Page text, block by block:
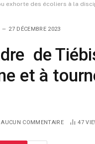
exhorte des écoliers à la
27 DÉCEMBRE 2023
de
et à
AUCUN COMMENTAIRE 47